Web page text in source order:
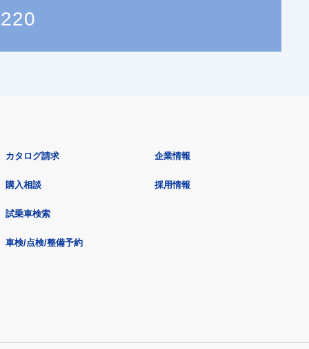
カタログ請求
購入相談
試乗車検索
車検/点検/整備予約
企業情報
採用情報